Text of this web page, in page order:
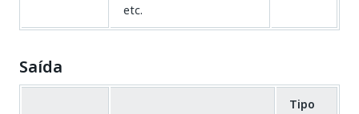
etc.
Saída
Tipo